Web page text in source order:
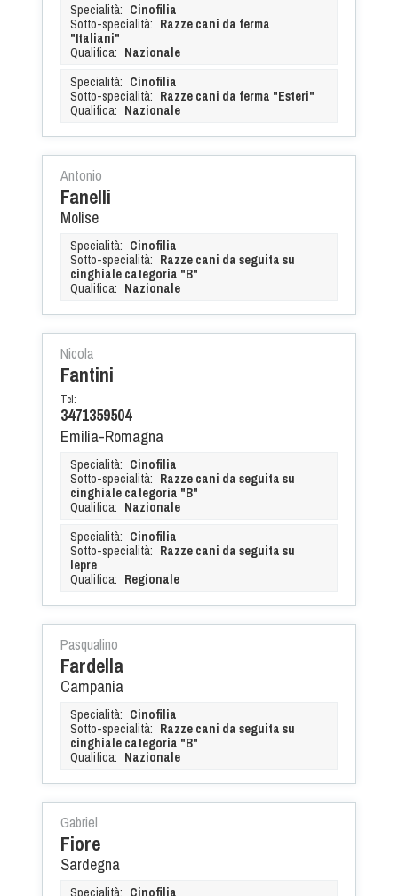
Specialità: Cinofilia
Sotto-specialità: Razze cani da ferma
"Italiani"
Qualifica: Nazionale
Specialità: Cinofilia
Sotto-specialità: Razze cani da ferma "Esteri"
Qualifica: Nazionale
Antonio
Fanelli
Molise
Specialità: Cinofilia
Sotto-specialità: Razze cani da seguita su
cinghiale categoria "B"
Qualifica: Nazionale
Nicola
Fantini
Tel:
3471359504
Emilia-Romagna
Specialità: Cinofilia
Sotto-specialità: Razze cani da seguita su
cinghiale categoria "B"
Qualifica: Nazionale
Specialità: Cinofilia
Sotto-specialità: Razze cani da seguita su
lepre
Qualifica: Regionale
Pasqualino
Fardella
Campania
Specialità: Cinofilia
Sotto-specialità: Razze cani da seguita su
cinghiale categoria "B"
Qualifica: Nazionale
Gabriel
Fiore
Sardegna
Specialità: Cinofilia